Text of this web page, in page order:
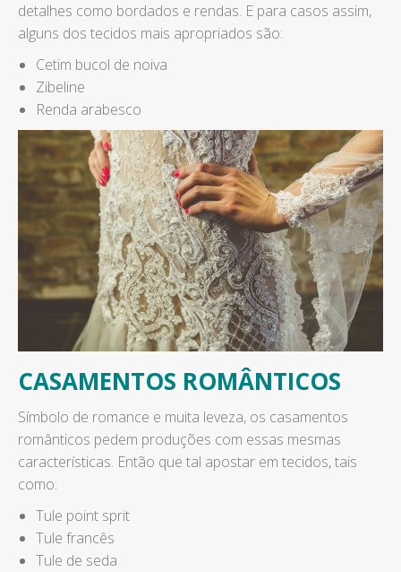
detalhes como bordados e rendas. E para casos assim,
alguns dos tecidos mais apropriados são:
Cetim bucol de noiva
Zibeline
Renda arabesco
CASAMENTOS ROMÂNTICOS
Símbolo de romance e muita leveza, os casamentos
românticos pedem produções com essas mesmas
características. Então que tal apostar em tecidos, tais
como:
Tule point sprit
Tule francês
Tule de seda